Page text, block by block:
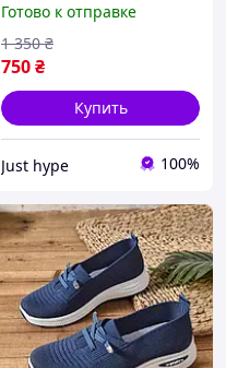
мокасины размер 40,
серые Код 68-1015
Готово к отправке
750₴
1 350 ₴
Купить
Just hype 100%